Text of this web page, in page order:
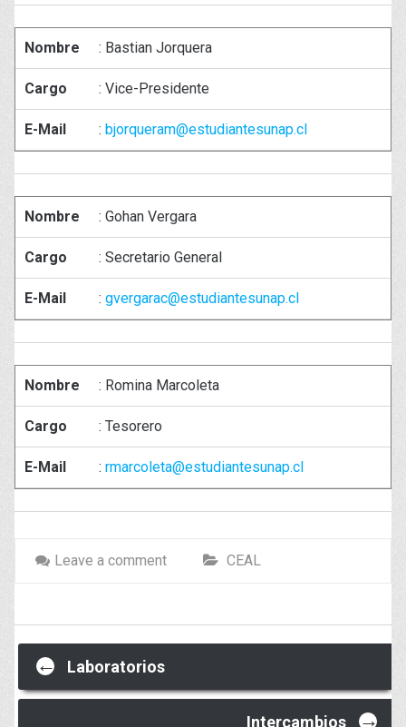
Nombre : Bastian Jorquera
Cargo : Vice-Presidente
E-Mail : bjorqueram@estudiantesunap.cl
Nombre : Gohan Vergara
Cargo : Secretario General
E-Mail : gvergarac@estudiantesunap.cl
Nombre : Romina Marcoleta
Cargo : Tesorero
E-Mail : rmarcoleta@estudiantesunap.cl
Leave a comment CEAL
Post
← Laboratorios
Intercambios →